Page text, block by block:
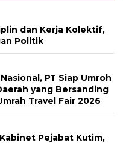
dan Kerja Kolektif,
Politik
PT Siap Umroh
yang Bersanding
Travel Fair 2026
Pejabat Kutim,